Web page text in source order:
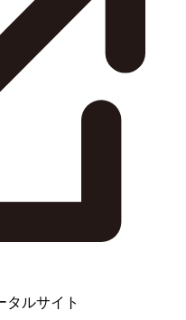
タルサイト